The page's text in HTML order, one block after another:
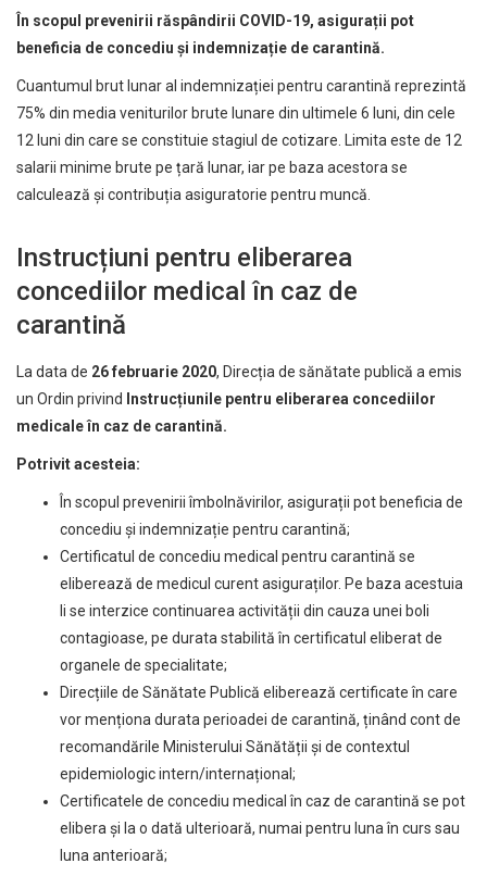
În scopul prevenirii răspândirii COVID-19, asigurații pot
beneficia de concediu și indemnizație de carantină.
Cuantumul brut lunar al indemnizației pentru carantină reprezintă
75% din media veniturilor brute lunare din ultimele 6 luni, din cele
12 luni din care se constituie stagiul de cotizare. Limita este de 12
salarii minime brute pe țară lunar, iar pe baza acestora se
calculează și contribuția asiguratorie pentru muncă.
Instrucțiuni pentru eliberarea
concediilor medical în caz de
carantină
La data de 26 februarie 2020, Direcția de sănătate publică a emis
un Ordin privind
Instrucțiunile pentru eliberarea concediilor
medicale în caz de carantină.
Potrivit acesteia:
În scopul prevenirii îmbolnăvirilor, asigurații pot beneficia de
concediu și indemnizație pentru carantină;
Certificatul de concediu medical pentru carantină se
eliberează de medicul curent asiguraților. Pe baza acestuia
li se interzice continuarea activității din cauza unei boli
contagioase, pe durata stabilită în certificatul eliberat de
organele de specialitate;
Direcțiile de Sănătate Publică eliberează certificate în care
vor menționa durata perioadei de carantină, ținând cont de
recomandările Ministerului Sănătății și de contextul
epidemiologic intern/internațional;
Certificatele de concediu medical în caz de carantină se pot
elibera și la o dată ulterioară, numai pentru luna în curs sau
luna anterioară;